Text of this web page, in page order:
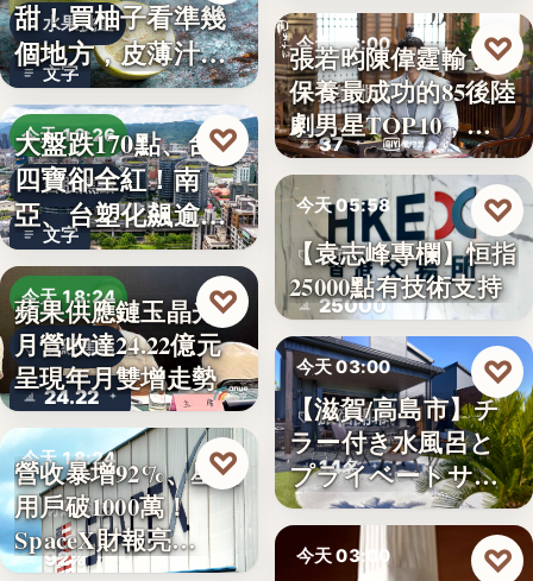
水果挑選
文字
甜！買柚子看準幾
個地方，皮薄汁多
不踩雷
今天 18:26
台股焦點
文字
大盤跌170點、台塑
四寶卻全紅！南
亞、台塑化飆逾
5%，背…
♡
今天 18:24
財經焦點
24.22
蘋果供應鏈玉晶光7
月營收達24.22億元
呈現年月雙增走勢
♡
今天 18:24
財經科技
92%
營收暴增92%、星鏈
用戶破1000萬！
SpaceX財報亮…
♡
今天 06:00
娛樂排行
37
張若昀陳偉霆輸了！
保養最成功的85後陸
劇男星TOP10，…
♡
今天 05:58
股市分析
25000
【袁志峰專欄】恒指
25000點有技術支持
♡
今天 03:00
旅宿開幕
14名
【滋賀/高島市】チ
ラー付き水風呂と
プライベートサウ
ナを楽…
♡
今天 03:00 ♡